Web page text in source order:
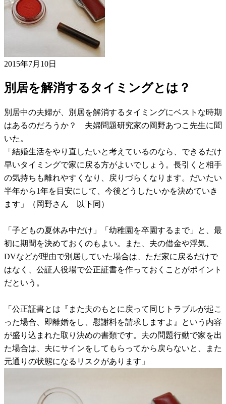
2015年7月10日
別居を解消するタイミングとは？
別居中の夫婦が、別居を解消するタイミングにベストな時期
はあるのだろうか？ 夫婦問題研究家の岡野あつこ先生に聞
いた。
「結婚生活をやり直したいと考えているのなら、できるだけ
早いタイミングで家に戻る方がよいでしょう。長引くと相手
の気持ちも離れやすくなり、戻りづらくなります。だいたい
半年から1年を目安にして、今後どうしたいかを決めていき
ます」（岡野さん 以下同）
「子どもの夏休み中だけ」「幼稚園を卒園するまで」と、最
初に期間を決めておくのもよい。また、夫の借金や浮気、
DVなどが理由で別居していた場合は、ただ家に戻るだけで
はなく、公証人役場で公正証書を作っておくことがポイント
だという。
「公正証書とは『また夫のもとに戻って同じトラブルが起こ
った場合、即離婚をし、慰謝料を請求しますよ』という内容
が盛り込まれた取り決めの書類です。夫の問題行動で家を出
た場合は、夫にサインをしてもらってから戻らないと、また
元通りの状態になるリスクがあります」